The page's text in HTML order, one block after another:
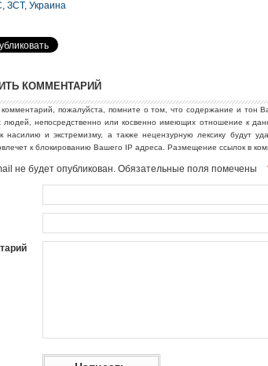
, ЗСТ, Украина
КОММЕНТАРИЙ
комментарий, пожалуйста, помните о том, что содержание и тон
людей, непосредственно или косвенно имеющих отношение к
насилию и экстремизму, а также нецензурную лексику будут
к блокированию Вашего IP адреса. Размещение ссылок в
не будет опубликован. Обязательные поля помечены